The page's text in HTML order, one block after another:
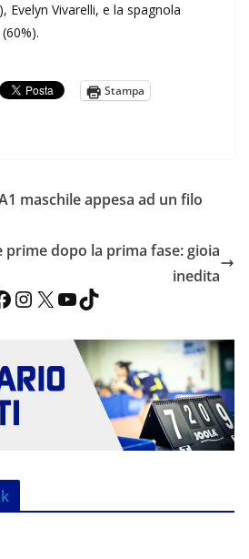
Evelyn Vivarelli, e la spagnola
Stampa
maschile appesa ad un filo
prime dopo la prima fase: gioia
inedita
InstagramX YouTube TikTok